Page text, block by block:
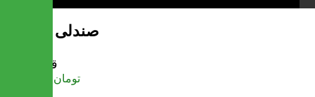
صندلی اپن آهید
قیمت
تومان